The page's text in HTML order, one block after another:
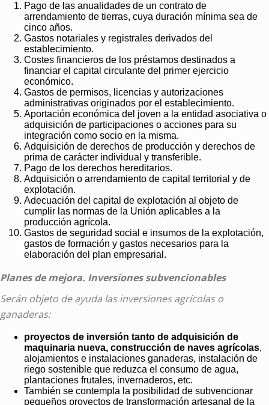
Pago de las anualidades de un contrato de
arrendamiento de tierras, cuya duración mínima sea de
cinco años.
Gastos notariales y registrales derivados del
establecimiento.
Costes financieros de los préstamos destinados a
financiar el capital circulante del primer ejercicio
económico.
Gastos de permisos, licencias y autorizaciones
administrativas originados por el establecimiento.
Aportación económica del joven a la entidad asociativa o
adquisición de participaciones o acciones para su
integración como socio en la misma.
Adquisición de derechos de producción y derechos de
prima de carácter individual y transferible.
Pago de los derechos hereditarios.
Adquisición o arrendamiento de capital territorial y de
explotación.
Adecuación del capital de explotación al objeto de
cumplir las normas de la Unión aplicables a la
producción agrícola.
Gastos de seguridad social e insumos de la explotación,
gastos de formación y gastos necesarios para la
elaboración del plan empresarial.
Planes de mejora. Inversiones subvencionables
Serán objeto de ayuda las inversiones agrícolas o
ganaderas:
proyectos de inversión tanto de adquisición de
maquinaria nueva, construcción de naves agrícolas,
alojamientos e instalaciones ganaderas, instalación de
riego sostenible que reduzca el consumo de agua,
plantaciones frutales, invernaderos, etc.
También se contempla la posibilidad de subvencionar
pequeños proyectos de transformación artesanal de la